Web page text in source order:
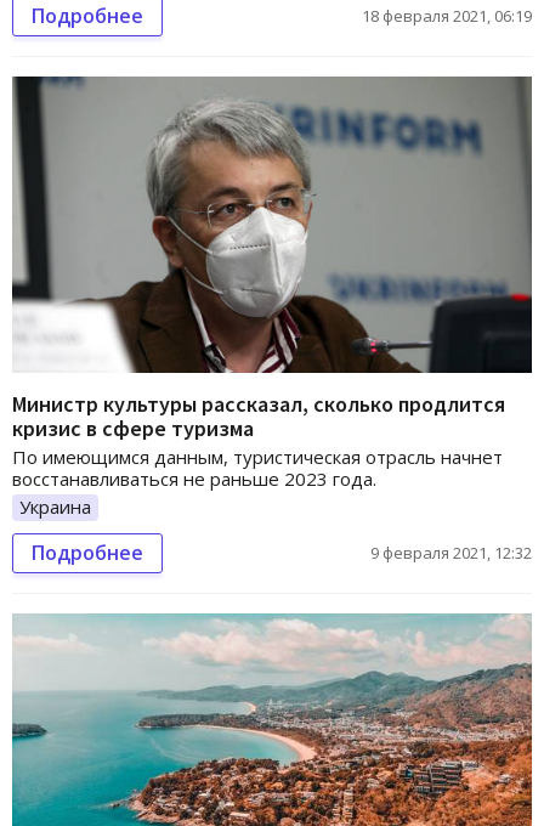
Подробнее 18 февраля 2021, 06:19
Министр культуры рассказал, сколько продлится
кризис в сфере туризма
По имеющимся данным, туристическая отрасль начнет
восстанавливаться не раньше 2023 года.
Украина
Подробнее 9 февраля 2021, 12:32